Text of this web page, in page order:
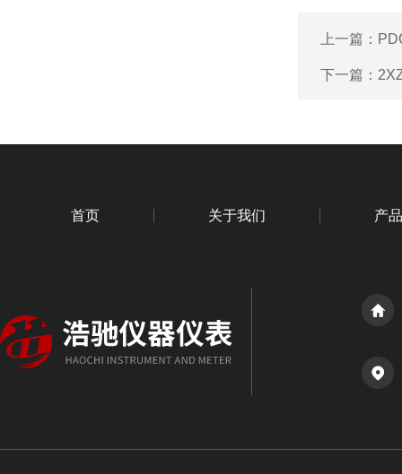
上一篇：
下一篇：
首页 关于我们 产